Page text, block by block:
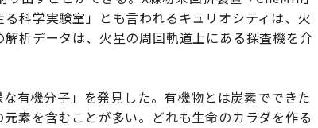
科学実験室」とも言われるキュリオシティは、火
析データは、火星の周回軌道上にある探査機を介
有機分子」を発見した。有機物とは炭素でできた
素を含むことが多い。どれも生命のカラダを作る